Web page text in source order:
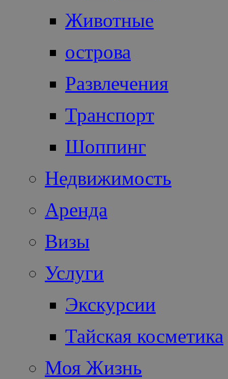
Животные
острова
Развлечения
Транспорт
Шоппинг
Недвижимость
Аренда
Визы
Услуги
Экскурсии
Тайская косметика
Моя Жизнь